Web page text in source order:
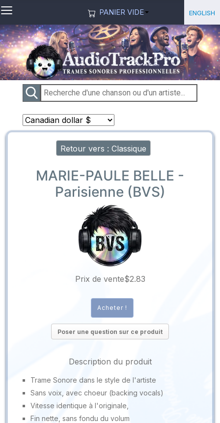
≡ PANIER VIDE English
Retour vers : Classique
MARIE-PAULE BELLE -
Parisienne (BVS)
Prix ​​de vente$2.83
Poser une question sur ce produit
Description du produit
Trame Sonore dans le style de l'artiste
Sans voix, avec choeur (backing vocals)
Vitesse identique à l'originale,
Fin nette, sans fondu du volum